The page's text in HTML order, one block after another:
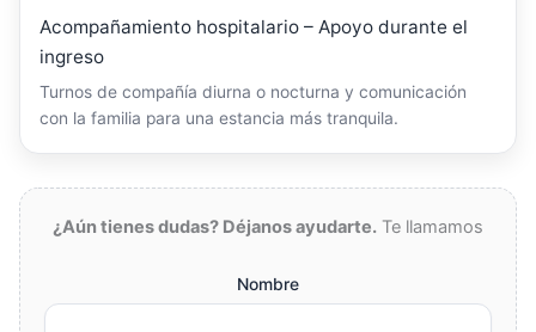
Acompañamiento hospitalario – Apoyo durante el
ingreso
Turnos de compañía diurna o nocturna y comunicación
con la familia para una estancia más tranquila.
¿Aún tienes dudas? Déjanos ayudarte. Te llamamos
Nombre